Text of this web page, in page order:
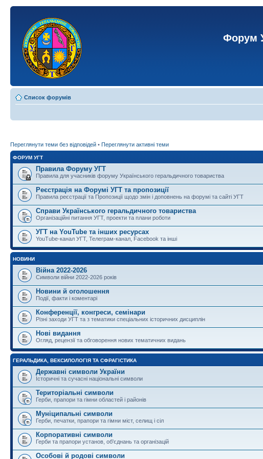
Форум
Список форумів
Переглянути теми без відповідей • Переглянути активні теми
ФОРУМ УГТ
Правила Форуму УГТ
Правила для учасників форуму Українського геральдичного товариства
Реєстрація на Форумі УГТ та пропозиції
Правила реєстрації та Пропозиції щодо змін і доповнень на форумі та сайті УГТ
Справи Українського геральдичного товариства
Організаційні питання УГТ, проекти та плани роботи
УГТ на YouTube та інших ресурсах
YouTube-канал УГТ, Телеграм-канал, Facebook та інші
НОВИНИ
Війна 2022-2026
Символи війни 2022-2026 років
Новини й оголошення
Події, факти і коментарі
Конференції, конгреси, семінари
Різні заходи УГТ та з тематики спеціальних історичних дисциплін
Нові видання
Огляд, рецензії та обговорення нових тематичних видань
ГЕРАЛЬДИКА, ВЕКСИЛОЛОГІЯ ТА СФРАГІСТИКА
Державні символи України
Історичні та сучасні національні символи
Територіальні символи
Герби, прапори та гімни областей і районів
Муніципальні символи
Герби, печатки, прапори та гімни міст, селищ і сіл
Корпоративні символи
Герби та прапори установ, об'єднань та організацій
Особові й родові символи